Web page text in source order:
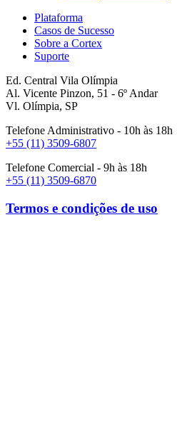
Plataforma
Casos de Sucesso
Sobre a Cortex
Suporte
Ed. Central Vila Olímpia
Al. Vicente Pinzon, 51 - 6º Andar
Vl. Olímpia, SP
Telefone Administrativo - 10h às 18h
+55 (11) 3509-6807
Telefone Comercial - 9h às 18h
+55 (11) 3509-6870
Termos e condições de uso